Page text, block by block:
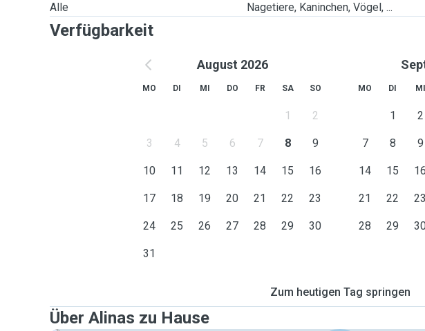
Alle
Nagetiere, Kaninchen, Vögel, ...
Verfügbarkeit
August 2026
MO DI MI DO FR SA SO
1 2
3 4 5 6 7 8 9
10 11 12 13 14 15 16
17 18 19 20 21 22 23
24 25 26 27 28 29 30
31
MO DI MI
1 2
7 8 9
14 15 16
21 22 23
28 29
Zum heutigen Tag springen
Über Alinas zu Hause